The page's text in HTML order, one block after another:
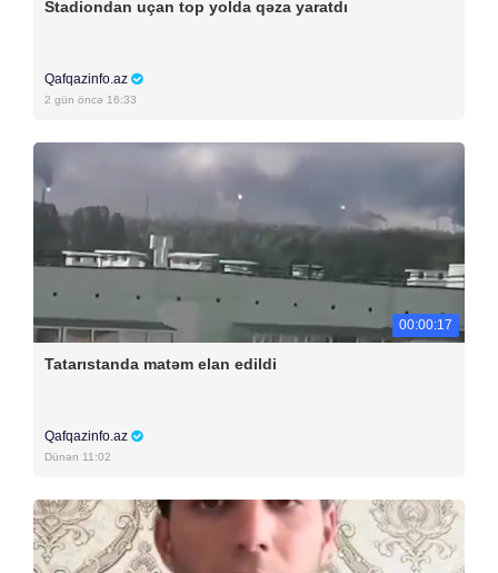
Stadiondan uçan top yolda qəza yaratdı
Qafqazinfo.az
2 gün öncə 16:33
00:00:17
Tatarıstanda matəm elan edildi
Qafqazinfo.az
Dünən 11:02